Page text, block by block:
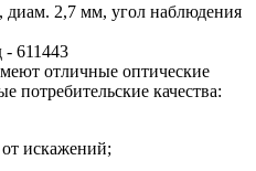
диам. 2,7 мм, угол наблюдения
- 611443
отличные оптические
потребительские качества:
искажений;